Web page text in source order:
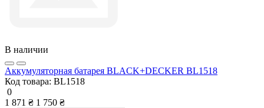
В наличии
Аккумуляторная батарея BLACK+DECKER BL1518
Код товара: BL1518
0
1 871 ₴ 1 750 ₴